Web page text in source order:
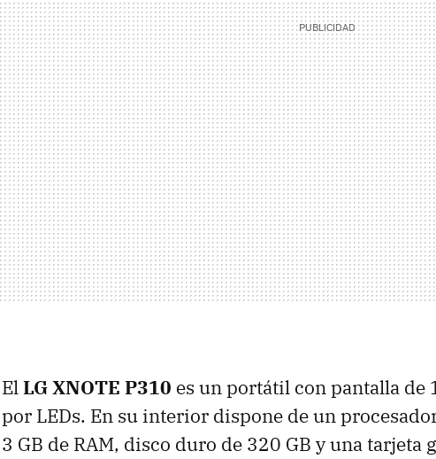
ElLGXNOTE P310 es un portátil con pantalla
por LEDs. En su interior dispone de un
3 GB de RAM, disco duro de 320 GB y una tarjeta